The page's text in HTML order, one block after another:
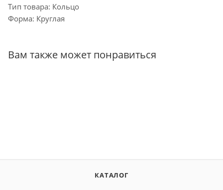
Тип товара: Кольцо
Форма: Круглая
Вам также может понравиться
КАТАЛОГ